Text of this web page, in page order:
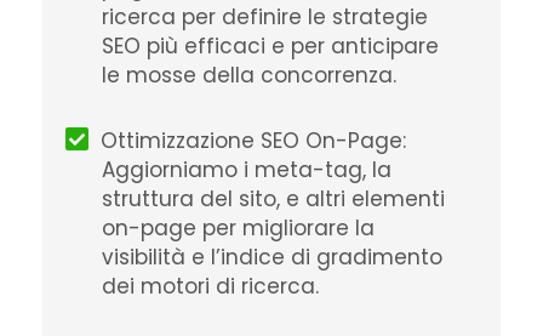
ricerca per definire le strategie
SEO più efficaci e per anticipare
le mosse della concorrenza.
Ottimizzazione SEO On-Page:
Aggiorniamo i meta-tag, la
struttura del sito, e altri elementi
on-page per migliorare la
visibilità e l’indice di gradimento
dei motori di ricerca.